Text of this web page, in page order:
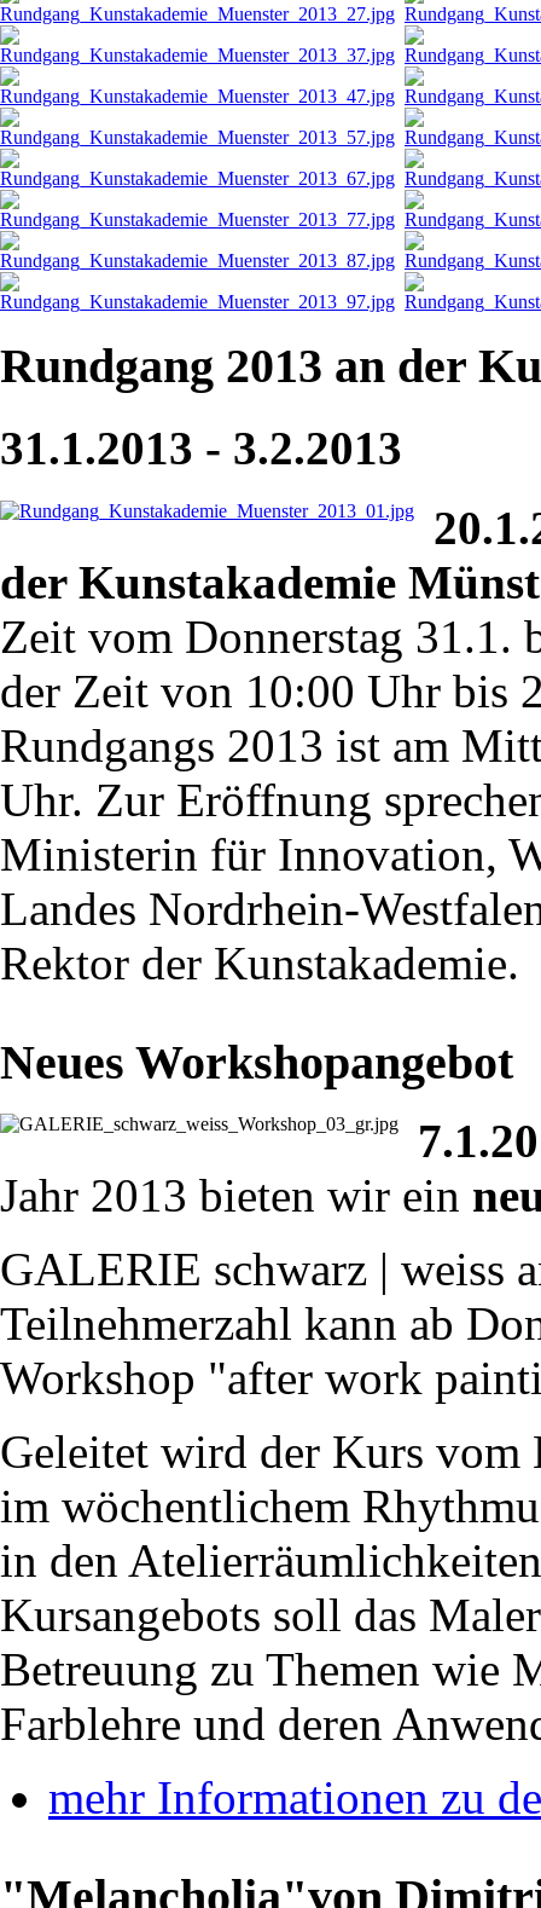
Rundgang 2013 an der
31.1.2013 - 3.2.2013
der Kunstakademie
Zeit vom Donnerstag 31.1.
der Zeit von 10:00 Uhr bis
Rundgangs 2013 ist am
Uhr. Zur Eröffnung
Ministerin für Innovation,
Landes Nordrhein-
Rektor der Kunstakademie.
Neues Workshopangebot
Jahr 2013 bieten wir ein
GALERIE schwarz | weiss
Teilnehmerzahl kann ab
Workshop "after work
Geleitet wird der Kurs vom
im wöchentlichem
in den
Kursangebots soll das
Betreuung zu Themen wie
Farblehre und deren
mehr Informationen zu
"Melancholia"von